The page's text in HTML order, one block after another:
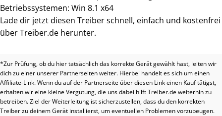
Betriebssystemen: Win 8.1 x64
Lade dir jetzt diesen Treiber schnell, einfach und kostenfrei
über Treiber.de herunter.
*Zur Prüfung, ob du hier tatsächlich das korrekte Gerät gewählt hast, leiten wir
dich zu einer unserer Partnerseiten weiter. Hierbei handelt es sich um einen
Affiliate-Link. Wenn du auf der Partnerseite über diesen Link einen Kauf tätigst,
erhalten wir eine kleine Vergütung, die uns dabei hilft Treiber.de weiterhin zu
betreiben. Ziel der Weiterleitung ist sicherzustellen, dass du den korrekten
Treiber zu deinem Gerät installierst, um eventuellen Problemen vorzubeugen.